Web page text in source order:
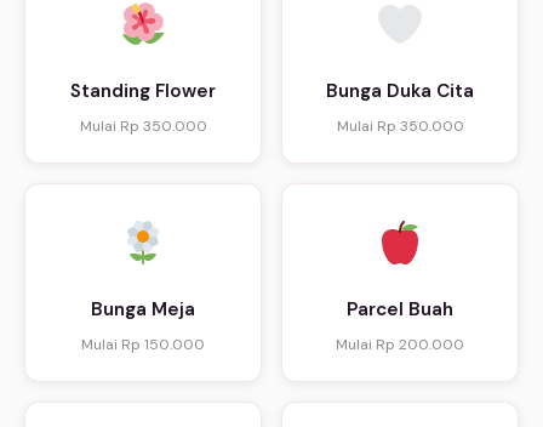
Standing Flower
Mulai Rp 350.000
Bunga Duka Cita
Mulai Rp 350.000
Bunga Meja
Mulai Rp 150.000
Parcel Buah
Mulai Rp 200.000